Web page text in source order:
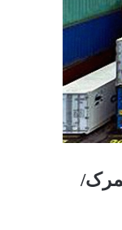
و گمرک/